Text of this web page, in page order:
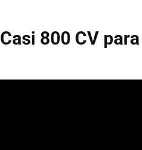
Casi 800 CV